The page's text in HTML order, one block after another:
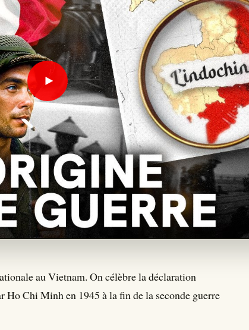
au Vietnam. On célèbre la déclaration
Ho Chi Minh en 1945 à la fin de la seconde guerre